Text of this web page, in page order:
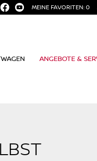
MEINE FAVORITEN:0
ANGEBOTE &